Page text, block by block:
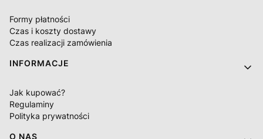
Formy płatności
Czas i koszty dostawy
Czas realizacji zamówienia
INFORMACJE
Jak kupować?
Regulaminy
Polityka prywatności
O NAS